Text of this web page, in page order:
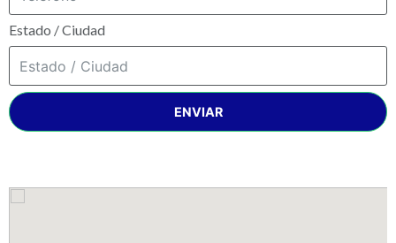
Estado / Ciudad
ENVIAR